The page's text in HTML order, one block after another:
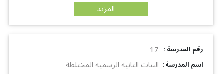
المزيد
: رقم المدرسة 17
: اسم المدرسة البنات الثانية الرسمية المختلطة